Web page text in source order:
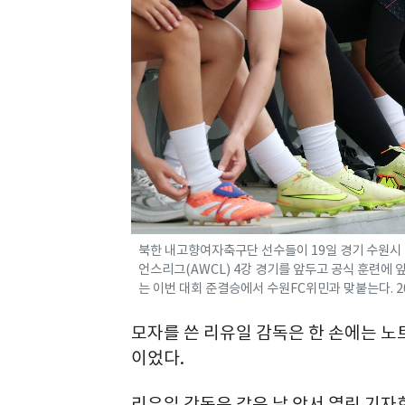
북한 내고향여자축구단 선수들이 19일 경기 수원
언스리그(AWCL) 4강 경기를 앞두고 공식 훈련에
는 이번 대회 준결승에서 수원FC위민과 맞붙는다
모자를 쓴 리유일 감독은 한 손에는
이었다.